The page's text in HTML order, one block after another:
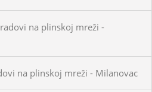
na plinskoj mreži -
na plinskoj mreži - Milanovac